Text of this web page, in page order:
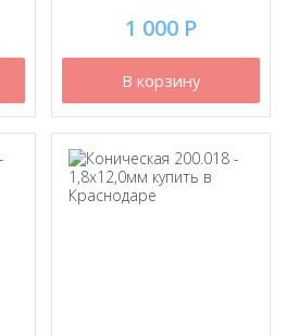
1 000 Р
В корзину